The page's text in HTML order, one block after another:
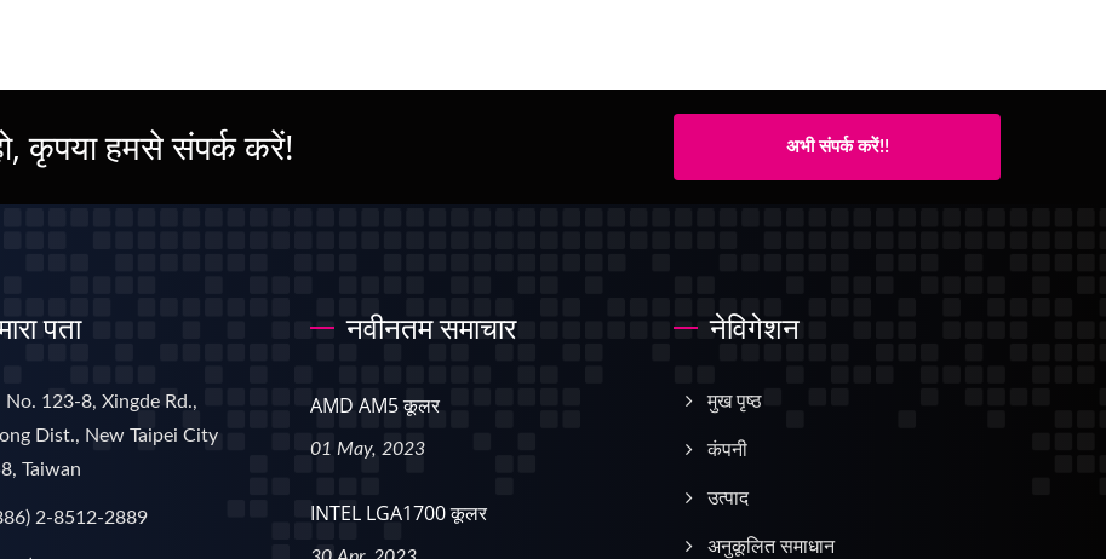
कृपया हमसे संपर्क करें! अभी संपर्क करें!!
पता
No. 123-8, Xingde Rd.,
Dist., New Taipei City
Taiwan
2-8512-2889
नवीनतम समाचार
AMD AM5 कूलर
01 May, 2023
INTEL LGA1700 कूलर
नेविगेशन
मुख पृष्ठ
कंपनी
उत्पाद
अनुकूलित समाधान